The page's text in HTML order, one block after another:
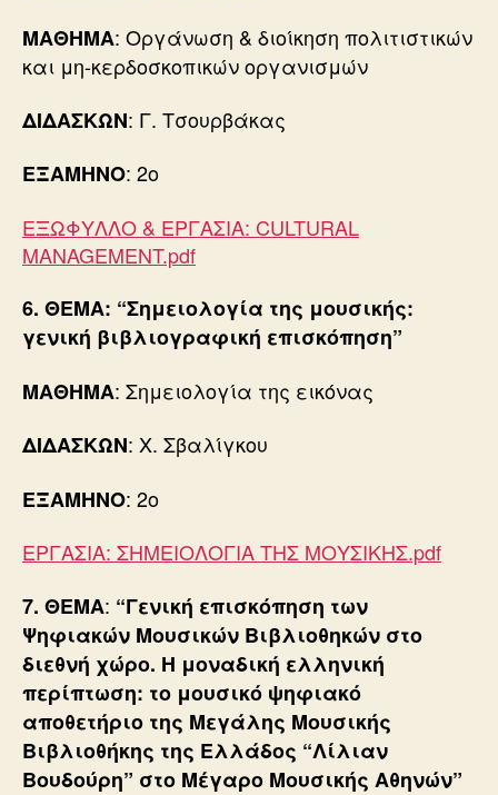
ΜΑΘΗΜΑ: Οργάνωση & διοίκηση πολιτιστικών
και μη-κερδοσκοπικών οργανισμών
ΔΙΔΑΣΚΩΝ: Γ. Τσουρβάκας
ΕΞΑΜΗΝΟ: 2ο
ΕΞΩΦΥΛΛΟ & ΕΡΓΑΣΙΑ: CULTURAL
MANAGEMENT.pdf
6. ΘΕΜΑ: “Σημειολογία της μουσικής:
γενική βιβλιογραφική επισκόπηση”
ΜΑΘΗΜΑ: Σημειολογία της εικόνας
ΔΙΔΑΣΚΩΝ: Χ. Σβαλίγκου
ΕΞΑΜΗΝΟ: 2ο
ΕΡΓΑΣΙΑ: ΣΗΜΕΙΟΛΟΓΙΑ ΤΗΣ ΜΟΥΣΙΚΗΣ.pdf
7. ΘΕΜΑ: “Γενική επισκόπηση των
Ψηφιακών Μουσικών Βιβλιοθηκών στο
διεθνή χώρο. Η μοναδική ελληνική
περίπτωση: το μουσικό ψηφιακό
αποθετήριο της Μεγάλης Μουσικής
Βιβλιοθήκης της Ελλάδος “Λίλιαν
Βουδούρη” στο Μέγαρο Μουσικής Αθηνών”